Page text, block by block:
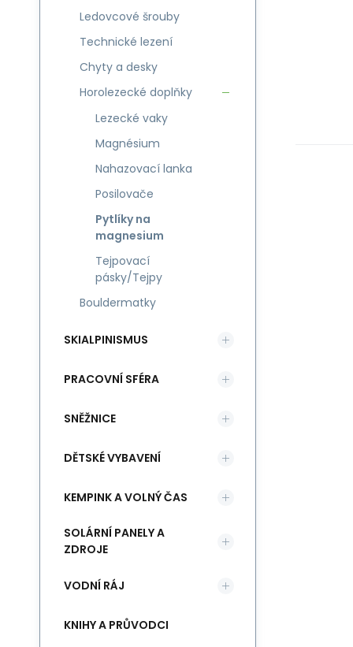
Ledovcové šrouby
Technické lezení
Chyty a desky
Horolezecké doplňky
Lezecké vaky
Magnésium
Nahazovací lanka
Posilovače
Pytlíky na
magnesium
Tejpovací
pásky/Tejpy
Bouldermatky
SKIALPINISMUS
PRACOVNÍ SFÉRA
SNĚŽNICE
DĚTSKÉ VYBAVENÍ
KEMPINK A VOLNÝ ČAS
SOLÁRNÍ PANELY A
ZDROJE
VODNÍ RÁJ
KNIHY A PRŮVODCI